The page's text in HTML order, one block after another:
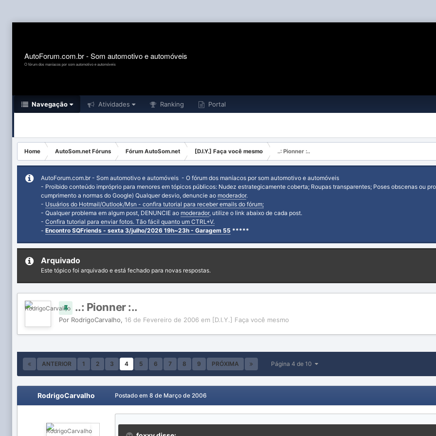
AutoForum.com.br - Som automotivo e automóveis
O fórum dos maníacos por som automotivo e automóveis
Navegação Atividades Ranking Portal
Home AutoSom.net Fóruns Fórum AutoSom.net [D.I.Y.] Faça você mesmo ..: Pionner :..
AutoForum.com.br - Som automotivo e automóveis - O fórum dos maníacos por som automotivo e automóveis
- Proibido conteúdo impróprio para menores em tópicos públicos: Nudez estrategicamente coberta; Roupas transparentes; Poses obscenas ou
cumprimento a normas do Google) Qualquer desvio, denuncie ao moderador.
- Usuários do Hotmail/Outlook/Msn - confira tutorial para receber emails do fórum;
- Qualquer problema em algum post, DENUNCIE ao moderador, utilize o link abaixo de cada post.
- Confira tutorial para enviar fotos. Tão fácil quanto um CTRL+V.
- Encontro SQFriends - sexta 3/julho/2026 19h~23h - Garagem 55 *****
Arquivado
Este tópico foi arquivado e está fechado para novas respostas.
..: Pionner :..
Por RodrigoCarvalho, 16 de Fevereiro de 2006 em [D.I.Y.] Faça você mesmo
ANTERIOR 1 2 3 4 5 6 7 8 9 PRÓXIMA Página 4 de 10
RodrigoCarvalho Postado em 8 de Março de 2006